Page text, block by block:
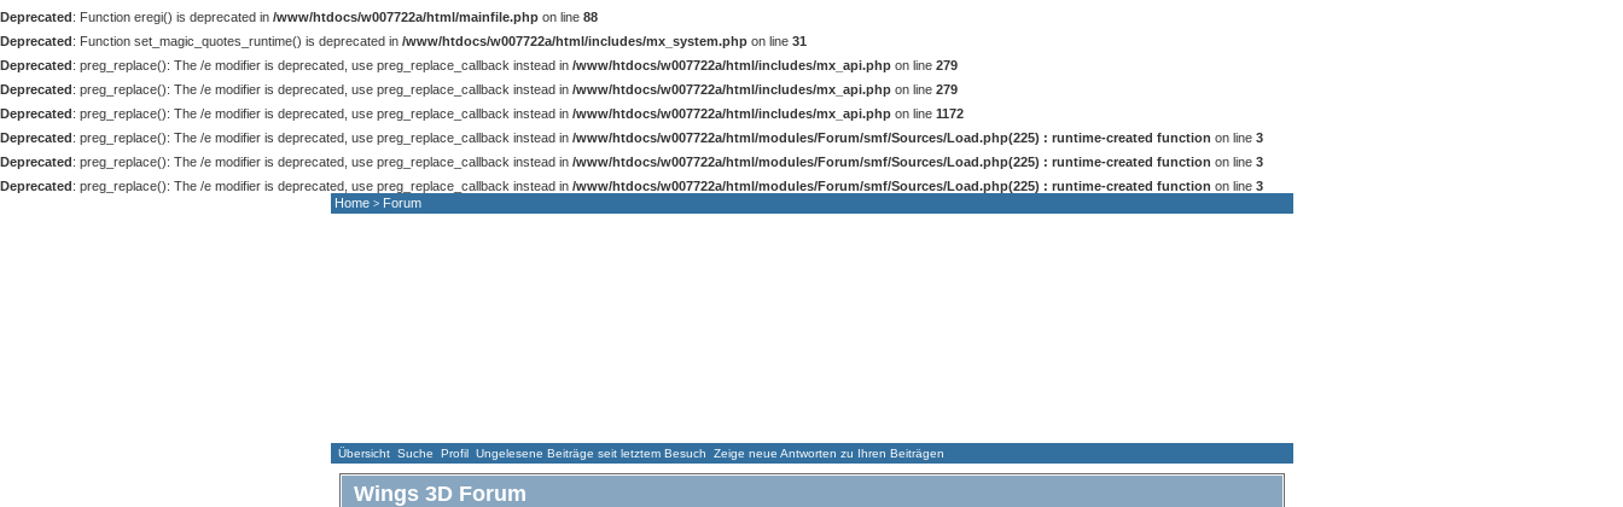
Deprecated: Function eregi() is deprecated in /www/htdocs/w007722a/html/mainfile.php on line 88
Deprecated: Function set_magic_quotes_runtime() is deprecated in /www/htdocs/w007722a/html/includes/mx_system.php on line 31
Deprecated: preg_replace(): The /e modifier is deprecated, use preg_replace_callback instead in /www/htdocs/w007722a/html/includes/mx_api.php on line 279
Deprecated: preg_replace(): The /e modifier is deprecated, use preg_replace_callback instead in /www/htdocs/w007722a/html/includes/mx_api.php on line 279
Deprecated: preg_replace(): The /e modifier is deprecated, use preg_replace_callback instead in /www/htdocs/w007722a/html/includes/mx_api.php on line 1172
Deprecated: preg_replace(): The /e modifier is deprecated, use preg_replace_callback instead in /www/htdocs/w007722a/html/modules/Forum/smf/Sources/Load.php(225) : runtime-created function on line 3
Deprecated: preg_replace(): The /e modifier is deprecated, use preg_replace_callback instead in /www/htdocs/w007722a/html/modules/Forum/smf/Sources/Load.php(225) : runtime-created function on line 3
Deprecated: preg_replace(): The /e modifier is deprecated, use preg_replace_callback instead in /www/htdocs/w007722a/html/modules/Forum/smf/Sources/Load.php(225) : runtime-created function on line 3
Home> Forum
Übersicht Suche Profil Ungelesene Beiträge seit letztem Besuch Zeige neue Antworten zu Ihren Beiträgen
Wings 3D Forum